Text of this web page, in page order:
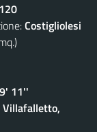
Costigliolesi
11''
Villafalletto,